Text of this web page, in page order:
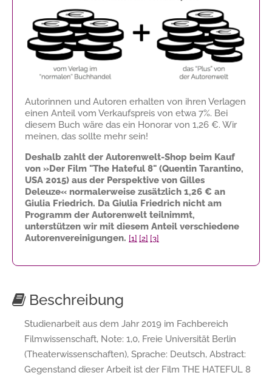
Autorinnen und Autoren erhalten von ihren Verlagen
einen Anteil vom Verkaufspreis von etwa 7%. Bei
diesem Buch wäre das ein Honorar von 1,26 €. Wir
meinen, das sollte mehr sein!
Deshalb zahlt der Autorenwelt-Shop beim Kauf
von »Der Film "The Hateful 8" (Quentin Tarantino,
USA 2015) aus der Perspektive von Gilles
Deleuze« normalerweise zusätzlich 1,26 € an
Giulia Friedrich. Da Giulia Friedrich nicht am
Programm der Autorenwelt teilnimmt,
unterstützen wir mit diesem Anteil verschiedene
Autorenvereinigungen. [1] [2] [3]
Beschreibung
Studienarbeit aus dem Jahr 2019 im Fachbereich
Filmwissenschaft, Note: 1,0, Freie Universität Berlin
(Theaterwissenschaften), Sprache: Deutsch, Abstract:
Gegenstand dieser Arbeit ist der Film THE HATEFUL 8